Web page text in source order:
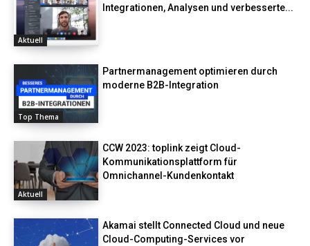
Aktuell
Integrationen, Analysen und verbesserte...
Top Thema
Partnermanagement optimieren durch
moderne B2B-Integration
Aktuell
CCW 2023: toplink zeigt Cloud-
Kommunikationsplattform für
Omnichannel-Kundenkontakt
Akamai stellt Connected Cloud und neue
Cloud-Computing-Services vor